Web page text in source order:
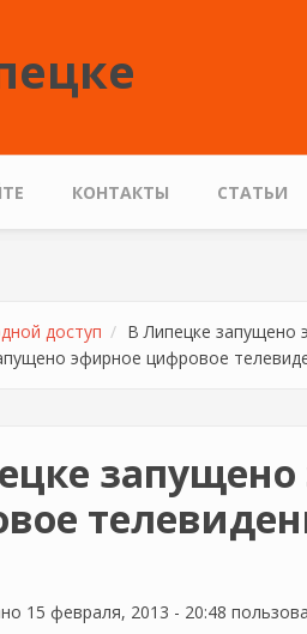
КОНТАКТЫ СТАТЬИ
доступ
В Липецке запущено
эфирное цифровое
запущено
15 февраля, 2013 - 20:48